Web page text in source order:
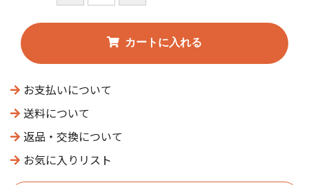
お支払いについて
送料について
返品・交換について
お気に入りリスト